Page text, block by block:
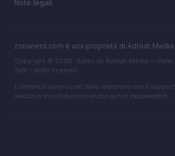
Note legali
zonanerd.com è una proprietà di AdHub
Copyright © 2026 · Edito da AdHub Media — Italia
Tutti i diritti riservati
I contenuti sono curati dalla redazione con il
realizzati in collaborazione con autori indipendenti.